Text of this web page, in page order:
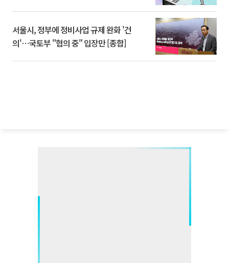
서울시, 정부에 정비사업 규제 완화 '건
의'⋯국토부 "협의 중" 입장만 [종합]